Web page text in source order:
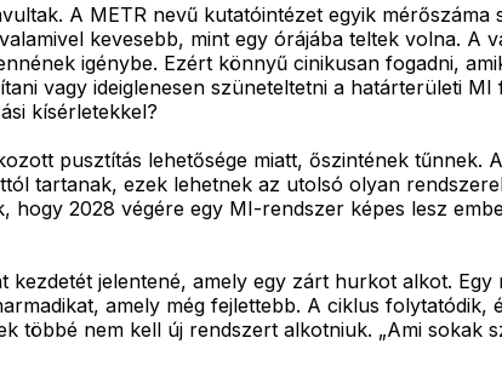
A METR nevű kutatóintézet egyik mérőszáma
kevesebb, mint egy órájába teltek volna. A
igénybe. Ezért könnyű cinikusan fogadni,
vagy ideiglenesen szüneteltetni a határterületi MI
kísérletekkel?
pusztítás lehetősége miatt, őszintének tűnnek.
tartanak, ezek lehetnek az utolsó olyan
2028 végére egy MI-rendszer képes lesz
jelentené, amely egy zárt hurkot alkot. Egy
amely még fejlettebb. A ciklus folytatódik,
nem kell új rendszert alkotniuk. „Ami sokak